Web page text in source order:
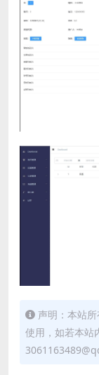
声明：本站
使用，如若本站